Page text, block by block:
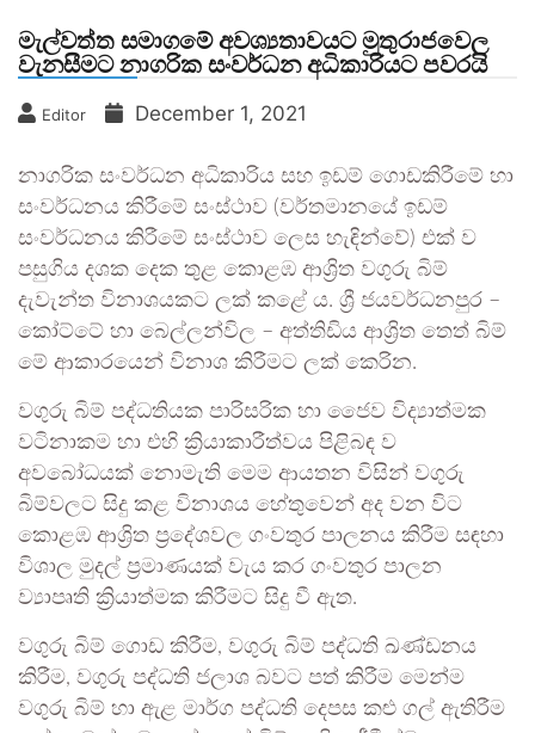
මැල්වත්ත සමාගමේ අවශ්‍යතාවයට මුතුරාජවෙල
වැනසීමට නාගරික සංවර්ධන අධිකාරියට පවරයි
Editor December 1, 2021
නාගරික සංවර්ධන අධිකාරිය සහ ඉඩම් ගොඩකිරීමේ හා
සංවර්ධනය කිරීමේ සංස්ථාව (වර්තමානයේ ඉඩම්
සංවර්ධනය කිරීමේ සංස්ථාව ලෙස හැඳින්වේ) එක් ව
පසුගිය දශක දෙක තුළ කොළඹ ආශ්‍රිත වගුරු බිම්
දැවැන්ත විනාශයකට ලක් කළේ ය. ශ්‍රී ජයවර්ධනපුර –
කෝට්ටේ හා බෙල්ලන්විල – අත්තිඩිය ආශ්‍රිත තෙත් බිම්
මේ ආකාරයෙන් විනාශ කිරීමට ලක් කෙරින.
වගුරු බිම් පද්ධතියක පාරිසරික හා ජෛව විද්‍යාත්මක
වටිනාකම හා එහි ක්‍රියාකාරීත්වය පිළිබඳ ව
අවබෝධයක් නොමැති මෙම ආයතන විසින් වගුරු
බිම්වලට සිදු කළ විනාශය හේතුවෙන් අද වන විට
කොළඹ ආශ්‍රිත ප්‍රදේශවල ගංවතුර පාලනය කිරීම සඳහා
විශාල මුදල් ප්‍රමාණයක් වැය කර ගංවතුර පාලන
ව්‍යාපෘති ක්‍රියාත්මක කිරීමට සිදු වී ඇත.
වගුරු බිම් ගොඩ කිරීම, වගුරු බිම් පද්ධති ඛණ්ඩනය
කිරීම, වගුරු පද්ධති ජලාශ බවට පත් කිරීම මෙන්ම
වගුරු බිම් හා ඇළ මාර්ග පද්ධති දෙපස කළු ගල් ඇතිරීම